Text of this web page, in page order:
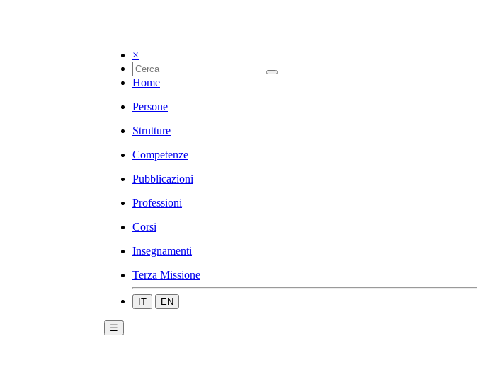
×
Home
Persone
Strutture
Competenze
Pubblicazioni
Professioni
Corsi
Insegnamenti
Terza Missione
IT EN
☰